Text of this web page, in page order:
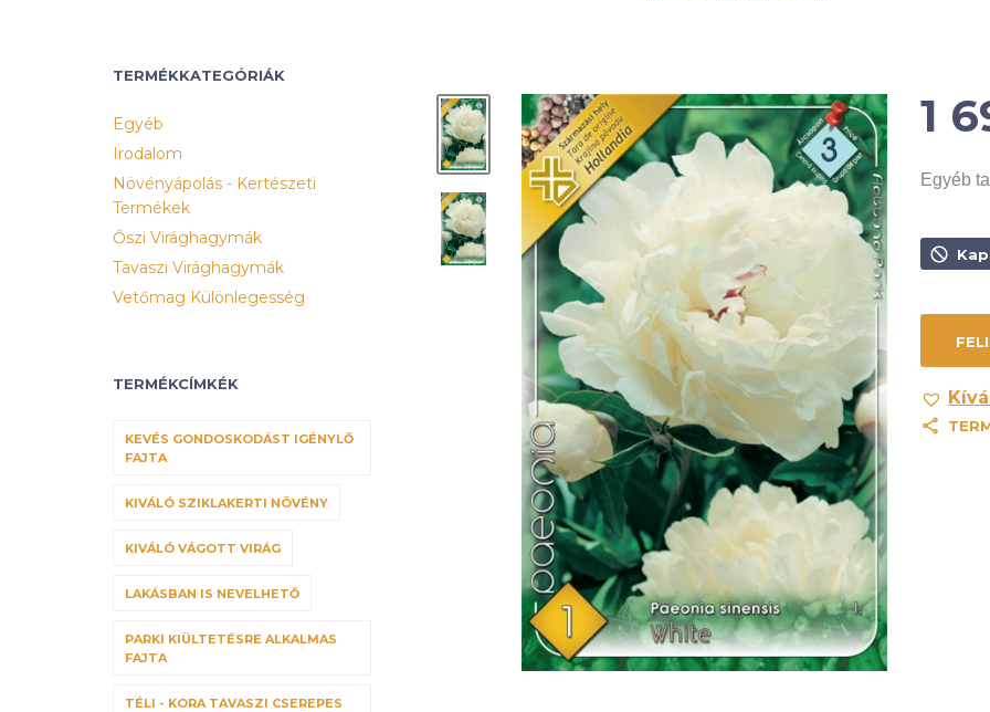
TERMÉKKATEGÓRIÁK
Egyéb
Irodalom
Növényápolás - Kertészeti
Termékek
Őszi Virághagymák
Tavaszi Virághagymák
Vetőmag Különlegesség
TERMÉKCÍMKÉK
KEVÉS GONDOSKODÁST IGÉNYLŐ
FAJTA
KIVÁLÓ SZIKLAKERTI NÖVÉNY
KIVÁLÓ VÁGOTT VIRÁG
LAKÁSBAN IS NEVELHETŐ
PARKI KIÜLTETÉSRE ALKALMAS
FAJTA
TÉLI - KORA TAVASZI CSEREPES
1
Egyéb